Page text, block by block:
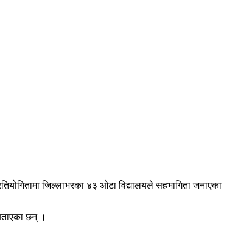
जिल्लाभरका ४३ ओटा विद्यालयले सहभागिता जनाएका
छन् ।